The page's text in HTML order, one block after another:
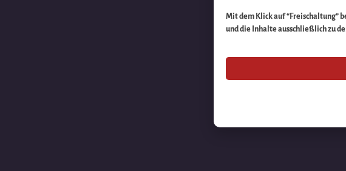
Mit dem Klick auf “Freischaltung”
und die Inhalte ausschließlich zu